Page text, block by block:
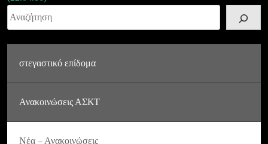
Αναζήτηση
στεγαστικό επίδομα
Ανακοινώσεις ΑΣΚΤ
Νέα – Ανακοινώσεις